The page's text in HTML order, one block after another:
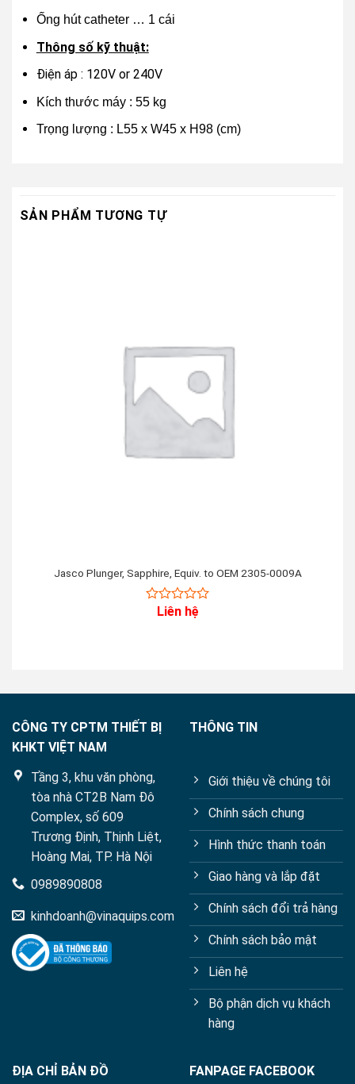
Ống hút catheter … 1 cái
Thông số kỹ thuật:
Điện áp : 120V or 240V
Kích thước máy : 55 kg
Trọng lượng : L55 x W45 x H98 (cm)
SẢN PHẨM TƯƠNG TỰ
Jasco Plunger, Sapphire, Equiv. to OEM 2305-0009A
Liên hệ
CÔNG TY CPTM THIẾT BỊ
KHKT VIỆT NAM
Tầng 3, khu văn phòng,
tòa nhà CT2B Nam Đô
Complex, số 609
Trương Định, Thịnh Liệt,
Hoàng Mai, TP. Hà Nội
0989890808
kinhdoanh@vinaquips.com
THÔNG TIN
Giới thiệu về chúng tôi
Chính sách chung
Hình thức thanh toán
Giao hàng và lắp đặt
Chính sách đổi trả hàng
Chính sách bảo mật
Liên hệ
Bộ phận dịch vụ khách
hàng
ĐỊA CHỈ BẢN ĐỒ FANPAGE FACEBOOK